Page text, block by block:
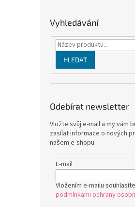
Vyhledávání
HLEDAT
Odebírat newsletter
Vložte svůj e-mail a my vám
zasílat informace o nových
našem e-shopu.
E-mail
Vložením e-mailu
podmínkami ochrany